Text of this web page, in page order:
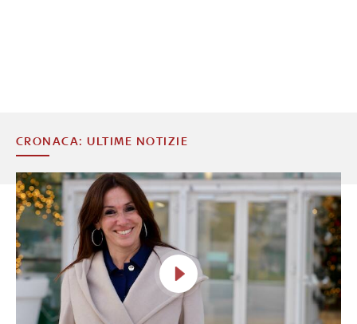
CRONACA: ULTIME NOTIZIE